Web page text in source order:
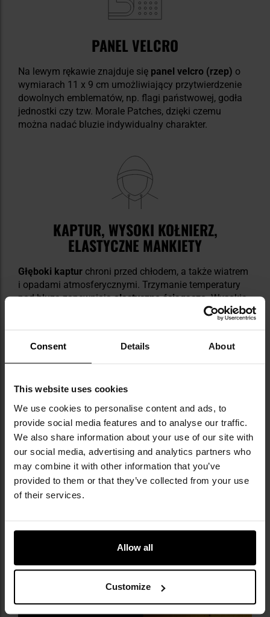
Consent Details About
This website uses cookies
We use cookies to personalise content and ads, to
provide social media features and to analyse our traffic.
We also share information about your use of our site with
our social media, advertising and analytics partners who
may combine it with other information that you’ve
provided to them or that they’ve collected from your use
of their services.
Allow all
Customize
PANEL VELCRO
Na lewym rękawie znajduje się panel velcro (rzep) o
wymiarach 11 x 9 cm umożliwiający przytwierdzenie
dowolnych emblematów, np. flagi państwowej, godła
jednostki czy tzw. Morale Patches, dzięki czemu
można nadać bluzie indywidualny charakter.
KAPTUR, WYSOKI KOŁNIERZ,
ELASTYCZNE MANKIETY
Głęboki kaptur chroni przed chłodem, a także wiatrem
i opadami atmosferycznymi. Trzymanie temperatury
pod bluzą zapewniająelastyczne ściągacze. Wysokie
chroniący
NAJWAŻNIEJSZE CECHY
swobodny krój
konstrukcja z bawełny i poliestru
poliestrowa podszewka
panel velcro na ramieniu
elastyczne ściągacze